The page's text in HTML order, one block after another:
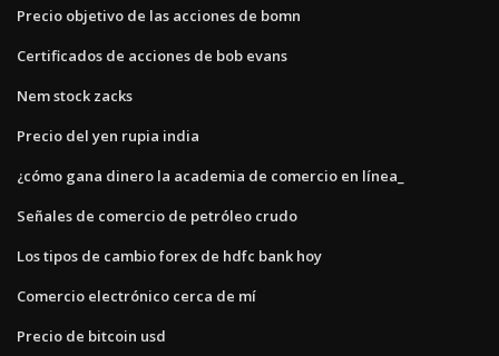
Precio objetivo de las acciones de bomn
Certificados de acciones de bob evans
Nem stock zacks
Precio del yen rupia india
¿cómo gana dinero la academia de comercio en línea_
Señales de comercio de petróleo crudo
Los tipos de cambio forex de hdfc bank hoy
Comercio electrónico cerca de mí
Precio de bitcoin usd